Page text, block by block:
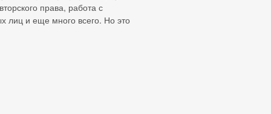
права, работа с
лиц и еще много всего. Но это